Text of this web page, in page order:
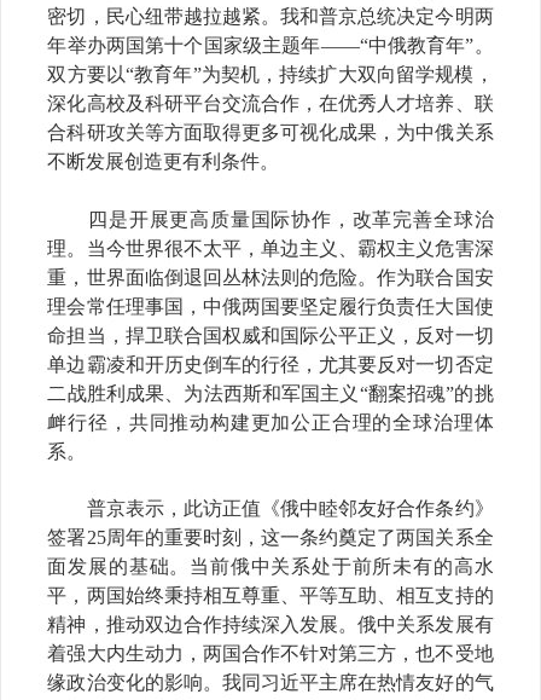
密切，民心纽带越拉越紧。我和普京总统决定今明两
年举办两国第十个国家级主题年——“中俄教育年”。
双方要以“教育年”为契机，持续扩大双向留学规模，
深化高校及科研平台交流合作，在优秀人才培养、联
合科研攻关等方面取得更多可视化成果，为中俄关系
不断发展创造更有利条件。
四是开展更高质量国际协作，改革完善全球治
理。当今世界很不太平，单边主义、霸权主义危害深
重，世界面临倒退回丛林法则的危险。作为联合国安
理会常任理事国，中俄两国要坚定履行负责任大国使
命担当，捍卫联合国权威和国际公平正义，反对一切
单边霸凌和开历史倒车的行径，尤其要反对一切否定
二战胜利成果、为法西斯和军国主义“翻案招魂”的挑
衅行径，共同推动构建更加公正合理的全球治理体
系。
普京表示，此访正值《俄中睦邻友好合作条约》
签署25周年的重要时刻，这一条约奠定了两国关系全
面发展的基础。当前俄中关系处于前所未有的高水
平，两国始终秉持相互尊重、平等互助、相互支持的
精神，推动双边合作持续深入发展。俄中关系发展有
着强大内生动力，两国合作不针对第三方，也不受地
缘政治变化的影响。我同习近平主席在热情友好的气